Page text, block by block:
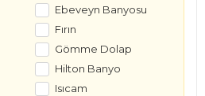
Ebeveyn Banyosu
Fırın
Gömme Dolap
Hilton Banyo
Isıcam